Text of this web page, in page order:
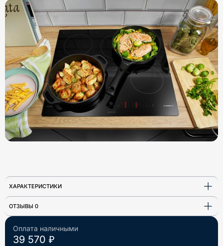
Оплата наличными
39 570 ₽
ХАРАКТЕРИСТИКИ
ОТЗЫВЫ 0